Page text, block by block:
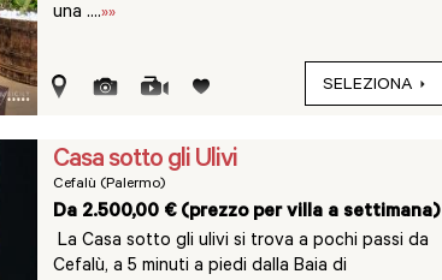
una ....»»
SELEZIONA
Casa sotto gli Ulivi
Cefalù (Palermo)
Da 2.500,00 € (prezzo per villa a settimana)
La Casa sotto gli ulivi si trova a pochi passi da
Cefalù, a 5 minuti a piedi dalla Baia di